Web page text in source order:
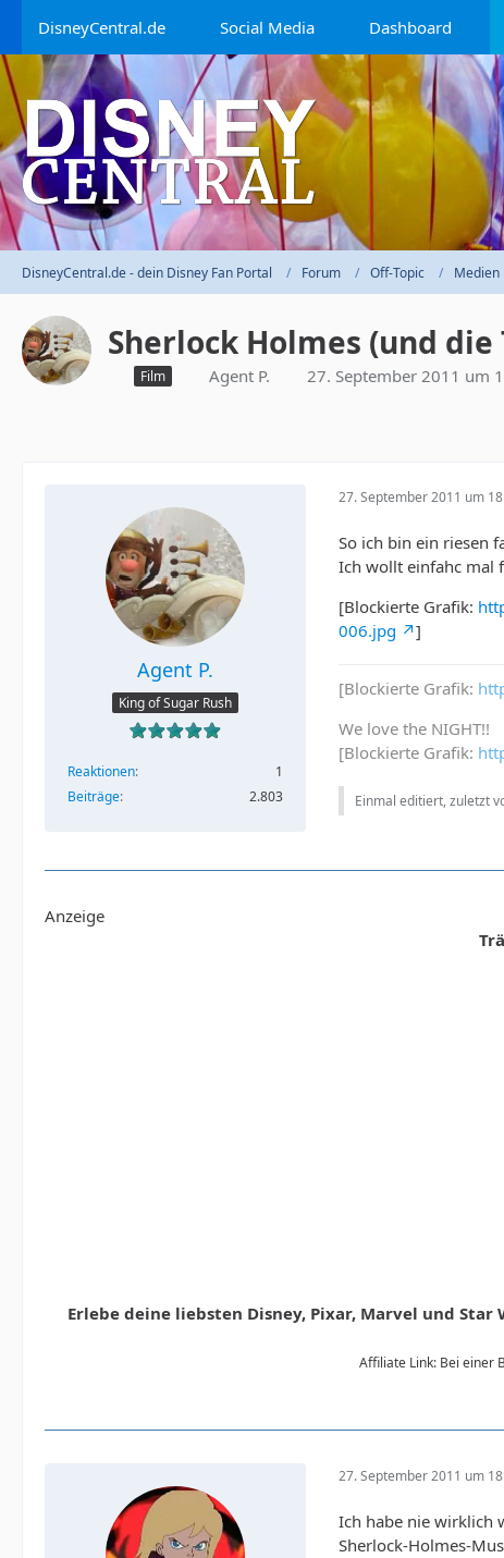
DisneyCentral.de Social Media Dashboard
DisneyCentral.de - dein Disney Fan Portal Forum Off-Topic Medien
Sherlock Holmes (und die
Film Agent P. 27. September 2011 um
Agent P.
King of Sugar Rush
Reaktionen
1
Beiträge
2.803
27. September 2011 um
So ich bin ein riesen
Ich wollt einfahc mal
[Blockierte Grafik:
006.jpg
]
[Blockierte Grafik:
We love the NIGHT!!
[Blockierte Grafik:
Einmal editiert, zuletzt
Anzeige
Erlebe deine liebsten Disney, Pixar, Marvel und
Affiliate Link: Bei einer
27. September 2011 um
Ich habe nie wirklich
Sherlock-Holmes-